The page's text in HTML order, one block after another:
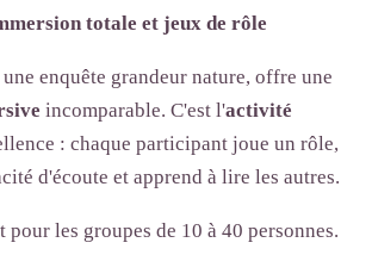
totale et jeux de rôle
une enquête grandeur nature, offre une
incomparable. C'est l'activité
: chaque participant joue un rôle,
d'écoute et apprend à lire les autres.
les groupes de 10 à 40 personnes.